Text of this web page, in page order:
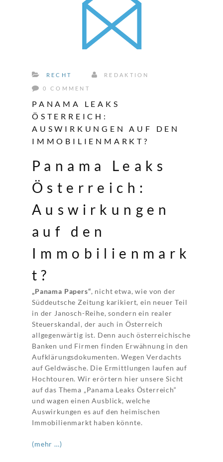
RECHT REDAKTION
0 COMMENT
PANAMA LEAKS
ÖSTERREICH:
AUSWIRKUNGEN AUF DEN
IMMOBILIENMARKT?
Panama Leaks
Österreich:
Auswirkungen
auf den
Immobilienmark
t?
„Panama Papers“, nicht etwa, wie von der
Süddeutsche Zeitung karikiert, ein neuer Teil
in der Janosch-Reihe, sondern ein realer
Steuerskandal, der auch in Österreich
allgegenwärtig ist. Denn auch österreichische
Banken und Firmen finden Erwähnung in den
Aufklärungsdokumenten. Wegen Verdachts
auf Geldwäsche. Die Ermittlungen laufen auf
Hochtouren. Wir erörtern hier unsere Sicht
auf das Thema „Panama Leaks Österreich“
und wagen einen Ausblick, welche
Auswirkungen es auf den heimischen
Immobilienmarkt haben könnte.
(mehr …)